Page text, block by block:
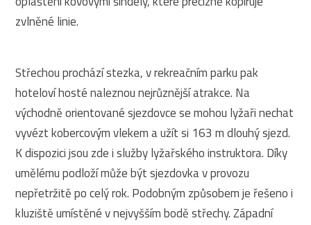
zvlněné linie.
Střechou prochází stezka, v rekreačním parku pak
hoteloví hosté naleznou nejrůznější atrakce. Na
východně orientované sjezdovce se mohou lyžaři nechat
vyvézt kobercovým vlekem a užít si 163 m dlouhý sjezd.
K dispozici jsou zde i služby lyžařského instruktora. Díky
umělému podloží může být sjezdovka v provozu
nepřetržitě po celý rok. Podobným způsobem je řešeno i
kluziště umístěné v nejvyšším bodě střechy. Západní